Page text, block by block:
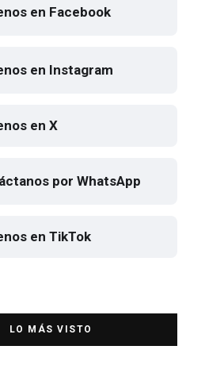
en Facebook
en Instagram
en X
por WhatsApp
en TikTok
regresa a CDMX para
en el Estadio Banorte